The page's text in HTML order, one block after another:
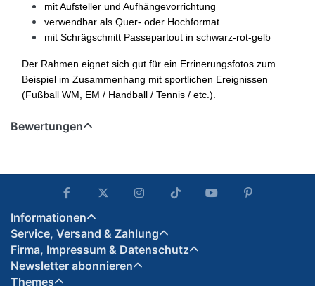
mit Aufsteller und Aufhängevorrichtung
verwendbar als Quer- oder Hochformat
mit Schrägschnitt Passepartout in schwarz-rot-gelb
Der Rahmen eignet sich gut für ein Errinerungsfotos zum
Beispiel im Zusammenhang mit sportlichen Ereignissen
(Fußball WM, EM / Handball / Tennis / etc.).
Bewertungen
Informationen
Service, Versand & Zahlung
Firma, Impressum & Datenschutz
Newsletter abonnieren
Themes